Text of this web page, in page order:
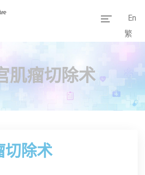
服务范畴
传媒报道
En
繁
肌瘤切除术
切除术